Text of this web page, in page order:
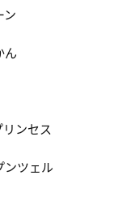
ン
ん
ンセス
ンツェル